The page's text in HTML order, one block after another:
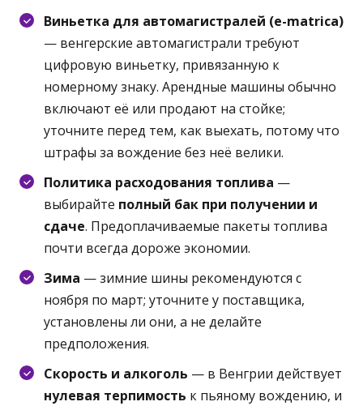
Виньетка для автомагистралей (e-matrica)
— венгерские автомагистрали требуют
цифровую виньетку, привязанную к
номерному знаку. Арендные машины обычно
включают её или продают на стойке;
уточните перед тем, как выехать, потому что
штрафы за вождение без неё велики.
Политика расходования топлива —
выбирайте полный бак при получении и
сдаче. Предоплачиваемые пакеты топлива
почти всегда дороже экономии.
Зима — зимние шины рекомендуются с
ноября по март; уточните у поставщика,
установлены ли они, а не делайте
предположения.
Скорость и алкоголь — в Венгрии действует
нулевая терпимость к пьяному вождению, и